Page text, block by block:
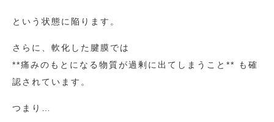
という状態に陥ります。
さらに、軟化した腱膜では
**痛みのもとになる物質が過剰に出てしまうこと** も確
認されています。
つまり…